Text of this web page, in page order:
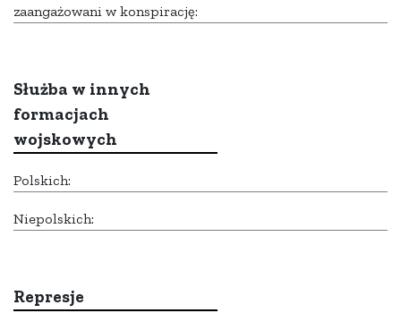
zaangażowani w konspirację:
Służba w innych
formacjach
wojskowych
Polskich:
Niepolskich:
Represje